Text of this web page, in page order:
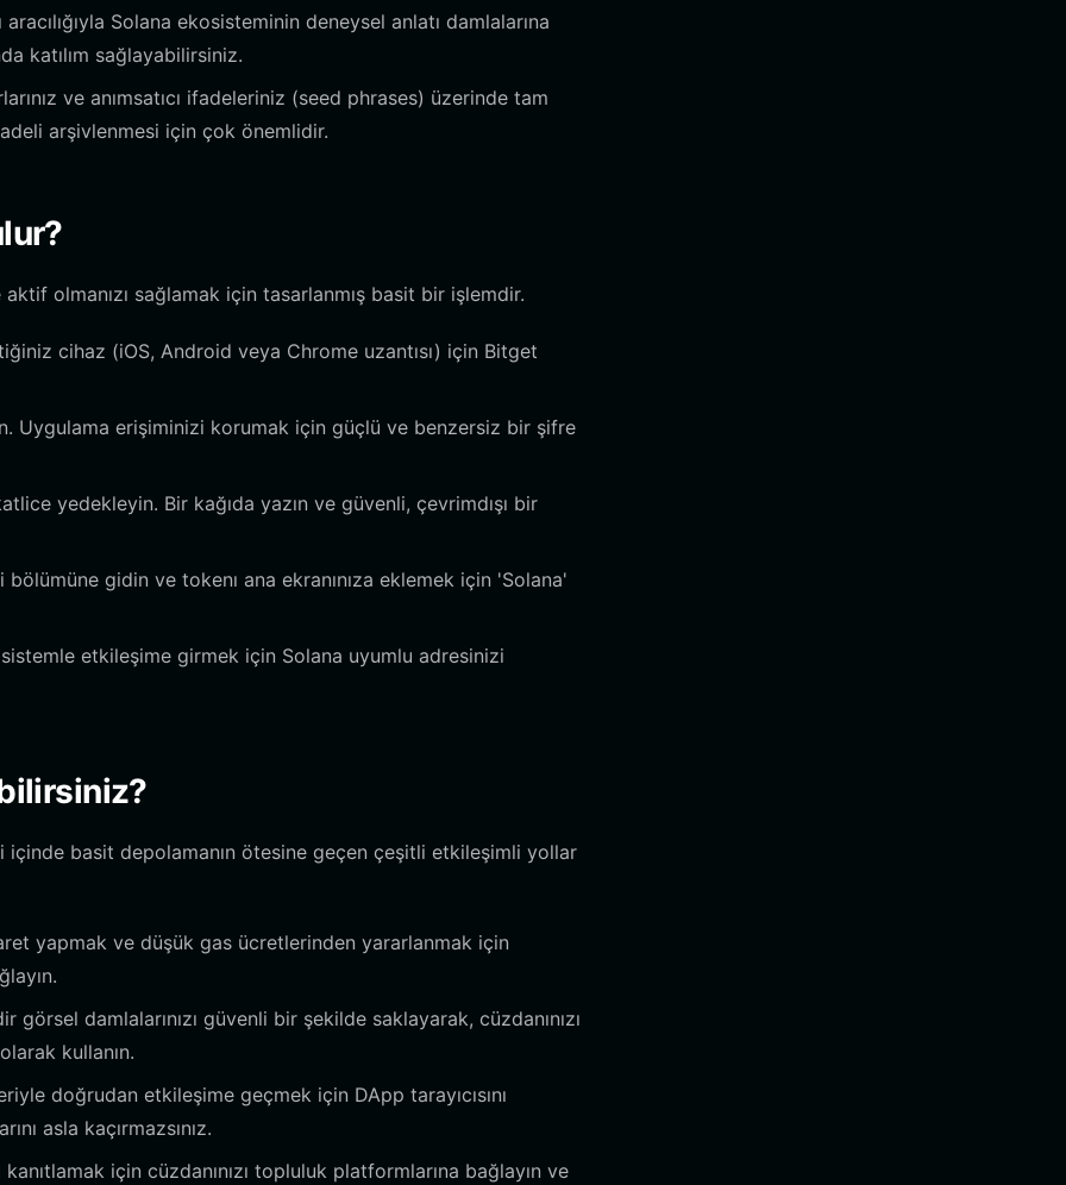
aracılığıyla Solana ekosisteminin deneysel anlatı damlalarına
katılım sağlayabilirsiniz.
ve anımsatıcı ifadeleriniz (seed phrases) üzerinde tam
arşivlenmesi için çok önemlidir.
olmanızı sağlamak için tasarlanmış basit bir işlemdir.
cihaz (iOS, Android veya Chrome uzantısı) için Bitget
Uygulama erişiminizi korumak için güçlü ve benzersiz bir şifre
yedekleyin. Bir kağıda yazın ve güvenli, çevrimdışı bir
gidin ve tokenı ana ekranınıza eklemek için 'Solana'
etkileşime girmek için Solana uyumlu adresinizi
basit depolamanın ötesine geçen çeşitli etkileşimli yollar
yapmak ve düşük gas ücretlerinden yararlanmak için
görsel damlalarınızı güvenli bir şekilde saklayarak, cüzdanınızı
kullanın.
doğrudan etkileşime geçmek için DApp tarayıcısını
asla kaçırmazsınız.
kanıtlamak için cüzdanınızı topluluk platformlarına bağlayın ve